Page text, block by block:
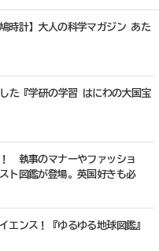
時計】大人の科学マガジン あた
た『学研の学習 はにわの大国宝
！ 執事のマナーやファッショ
ト図鑑が登場。英国好きも必
エンス！『ゆるゆる地球図鑑』